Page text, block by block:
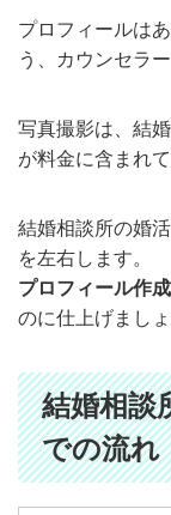
プロフィールは
う、カウンセラ
写真撮影は、結
が料金に含まれて
結婚相談所の婚
を左右します。
プロフィール作
のに仕上げましょ
結婚相談
での流れ